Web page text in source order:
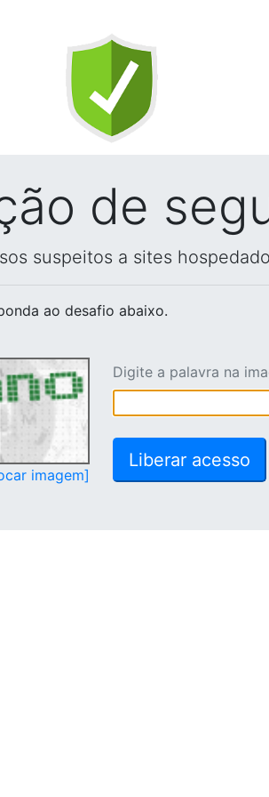
de
suspeitos a sites
ao desafio abaixo.
imagem]
Digite a palavra na